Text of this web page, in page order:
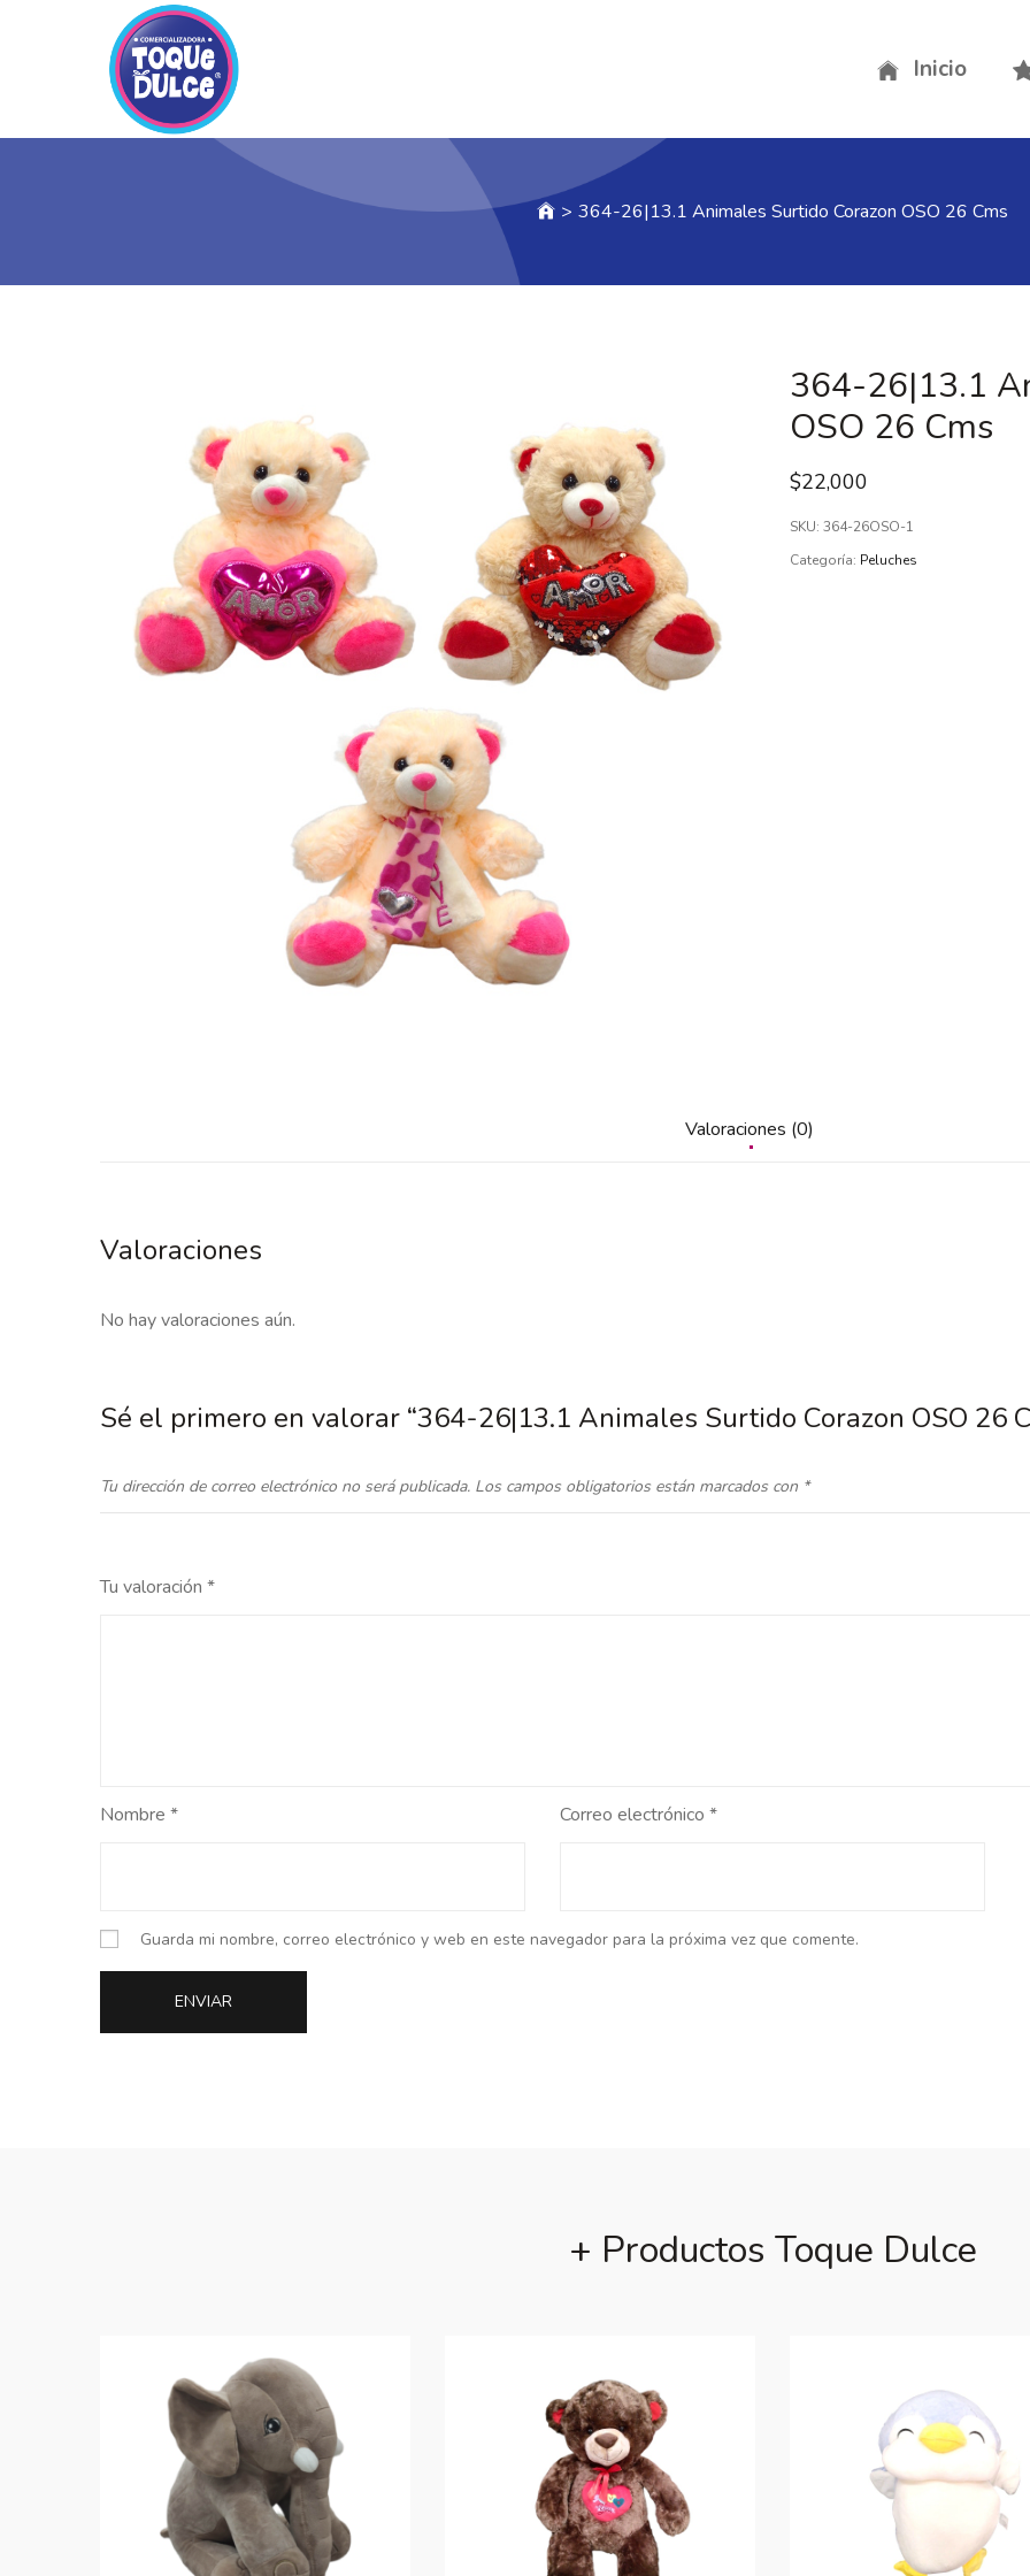
Inicio
> 364-26|13.1 Animales Surtido Corazon OSO 26 Cms
364-26|13.1
OSO 26 Cms
$22,000
SKU: 364-26OSO-1
Categoría: Peluches
Valoraciones (0)
Valoraciones
No hay valoraciones aún.
Sé el primero en valorar “364-26|13.1 Animales Surtido Corazon OSO 26
Tu dirección de correo electrónico no será publicada. Los campos obligatorios están marcados con *
Tu valoración *
Nombre * Correo electrónico *
Guarda mi nombre, correo electrónico y web en este navegador para la próxima vez que comente.
+ Productos Toque Dulce